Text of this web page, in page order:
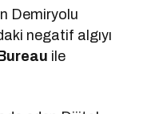
Demiryolu
negatif algıyı
ile